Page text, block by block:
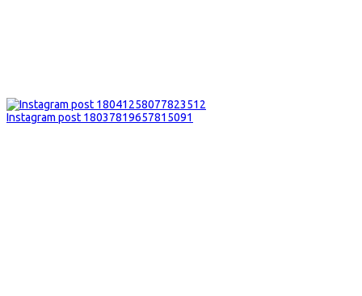
Instagram post 18037819657815091